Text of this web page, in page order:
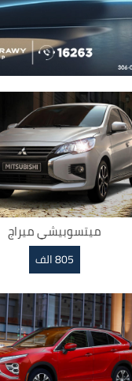
ميتسوبيشي ميراج
805 الف